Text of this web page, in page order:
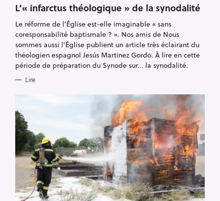
T
E
O
I
E
S
L’« infarctus théologique » de la synodalité
Le réforme de l'Église est-elle imaginable « sans
coresponsabilité baptismale ? ». Nos amis de Nous
sommes aussi l'Église publient un article très éclairant du
théologien espagnol Jesús Martinez Gordo. À lire en cette
période de préparation du Synode sur... la synodalité.
Lire